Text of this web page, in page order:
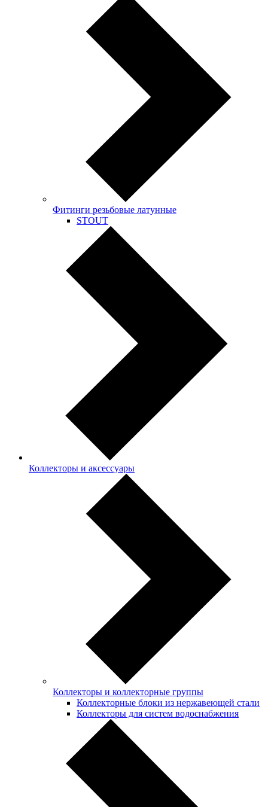
Фитинги резьбовые латунные
STOUT
Коллекторы и аксессуары
Коллекторы и коллекторные группы
Коллекторные блоки из нержавеющей стали
Коллекторы для систем водоснабжения